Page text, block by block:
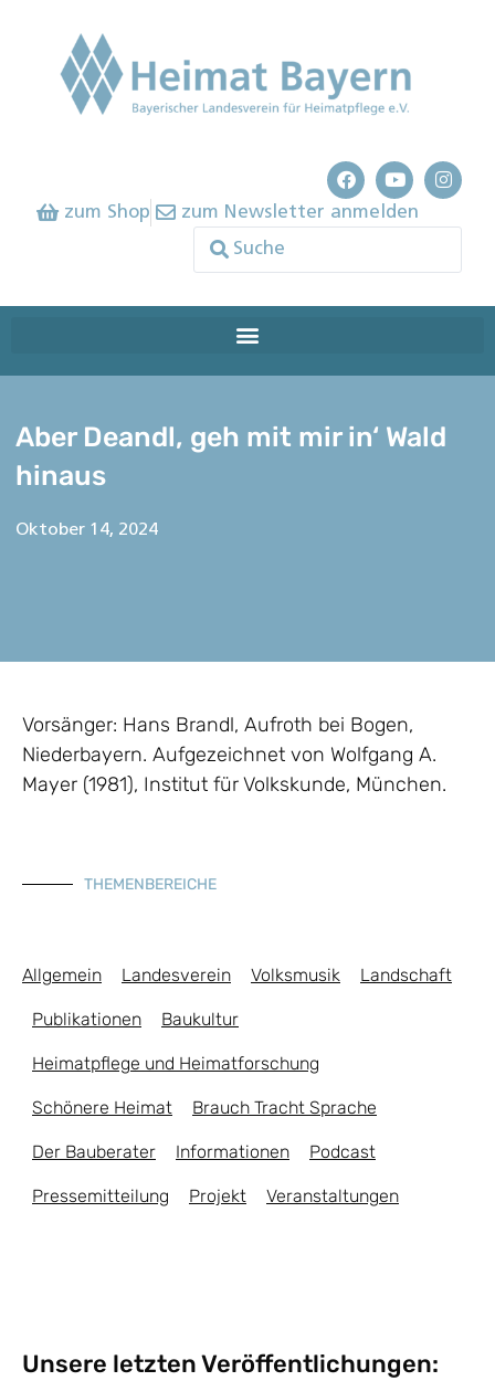
zum Shop zum Newsletter anmelden
Aber Deandl, geh mit mir in‘ Wald
hinaus
Oktober 14, 2024
Vorsänger: Hans Brandl, Aufroth bei Bogen,
Niederbayern. Aufgezeichnet von Wolfgang A.
Mayer (1981), Institut für Volkskunde, München.
THEMENBEREICHE
Allgemein Landesverein Volksmusik Landschaft
Publikationen Baukultur
Heimatpflege und Heimatforschung
Schönere Heimat Brauch Tracht Sprache
Der Bauberater Informationen Podcast
Pressemitteilung Projekt Veranstaltungen
Unsere letzten Veröffentlichungen: